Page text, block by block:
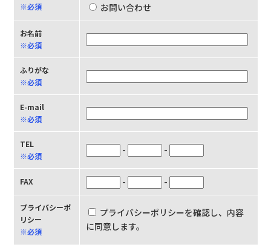
※必須
お問い合わせ
お名前
※必須
ふりがな
※必須
E-mail
※必須
TEL
※必須
- -
FAX - -
プライバシーポ
リシー
※必須
プライバシーポリシーを確認し、内容
に同意します。